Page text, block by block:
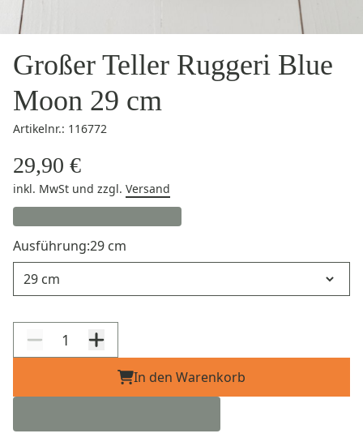
Großer Teller Ruggeri Blue
Moon 29 cm
Artikelnr.: 116772
29,90 €
inkl. MwSt und zzgl. Versand
Ausführung:29 cm
In den Warenkorb